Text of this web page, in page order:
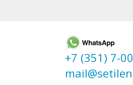
+7 (351) 7-